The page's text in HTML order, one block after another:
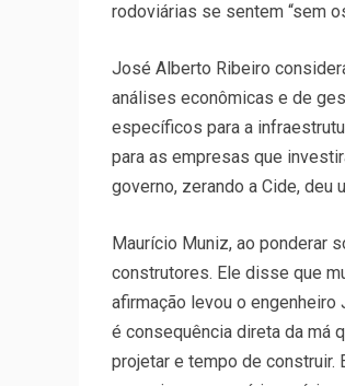
rodoviárias se sentem “sem
José Alberto Ribeiro
análises econômicas e de
específicos para a
para as empresas que
governo, zerando a Cide, deu
Maurício Muniz, ao ponderar
construtores. Ele disse que
afirmação levou o engenheiro
é consequência direta da má
projetar e tempo de construir.